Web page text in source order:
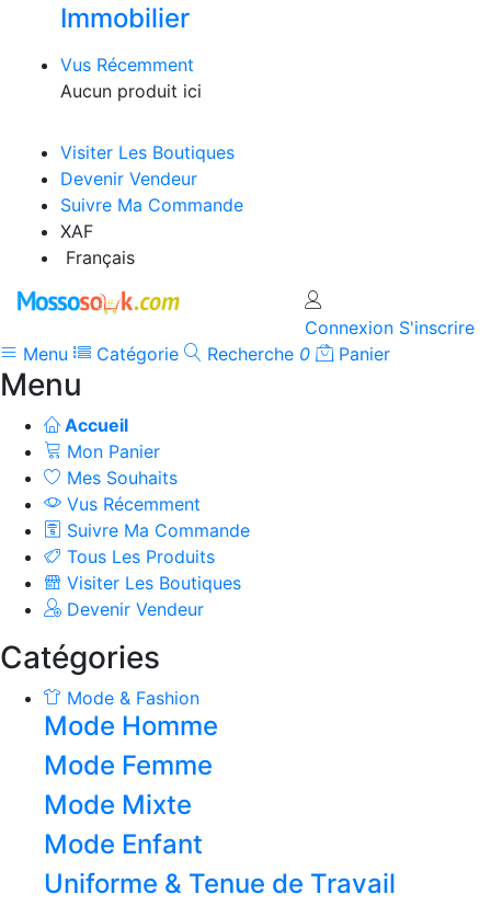
Immobilier
Vus Récemment
Aucun produit ici
Visiter Les Boutiques
Devenir Vendeur
Suivre Ma Commande
XAF
Français
Connexion S'inscrire
Menu
Catégorie Recherche 0 Panier
Menu
Accueil
Mon Panier
Mes Souhaits
Vus Récemment
Suivre Ma Commande
Tous Les Produits
Visiter Les Boutiques
Devenir Vendeur
Catégories
Mode & Fashion
Mode Homme
Mode Femme
Mode Mixte
Mode Enfant
Uniforme & Tenue de Travail